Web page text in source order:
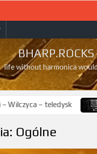
Muzyka
soundcloud
BHARP.ROCKS
life without harmonica
wciórności
Ogólne